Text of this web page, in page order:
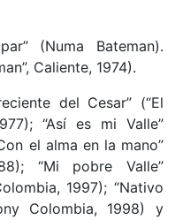
(Numa Bateman).
Caliente, 1974).
del Cesar” (“El
“Así es mi Valle”
el alma en la mano”
“Mi pobre Valle”
1997); “Nativo
Colombia, 1998) y